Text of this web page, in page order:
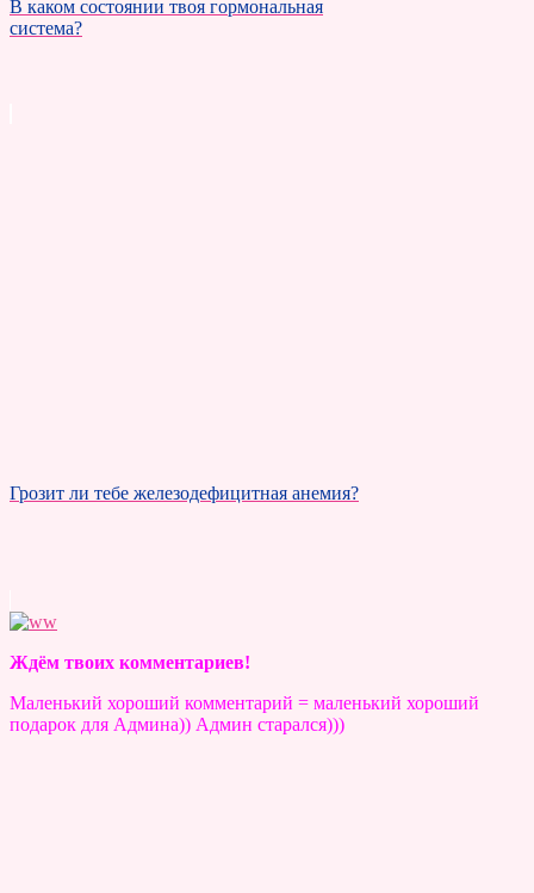
В каком состоянии твоя гормональная
система?
Грозит ли тебе железодефицитная анемия?
Ждём твоих комментариев!
Маленький хороший комментарий = маленький хороший
подарок для Админа)) Админ старался)))